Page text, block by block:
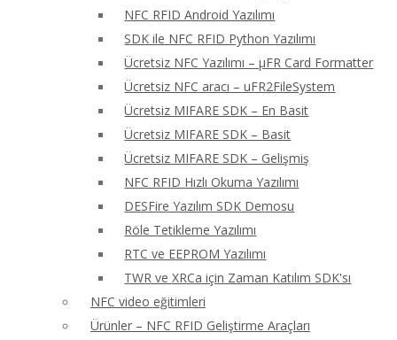
NFC RFID Android Yazılımı
SDK ile NFC RFID Python Yazılımı
Ücretsiz NFC Yazılımı – μFR Card Formatter
Ücretsiz NFC aracı – uFR2FileSystem
Ücretsiz MIFARE SDK – En Basit
Ücretsiz MIFARE SDK – Basit
Ücretsiz MIFARE SDK – Gelişmiş
NFC RFID Hızlı Okuma Yazılımı
DESFire Yazılım SDK Demosu
Röle Tetikleme Yazılımı
RTC ve EEPROM Yazılımı
TWR ve XRCa için Zaman Katılım SDK'sı
NFC video eğitimleri
Ürünler – NFC RFID Geliştirme Araçları